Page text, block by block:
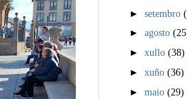
►setembro
►agosto
►xullo(38)
►xuño(36)
►maio(29)